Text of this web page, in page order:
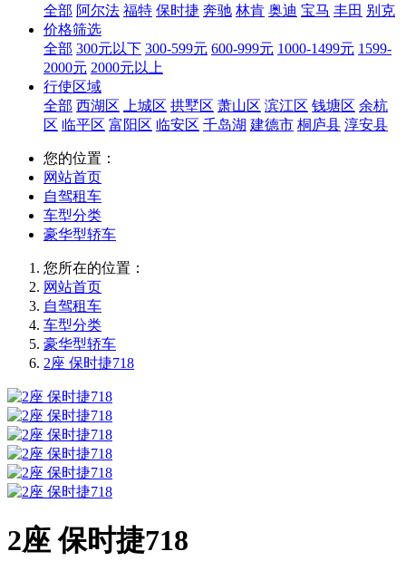
全部 阿尔法 福特 保时捷 奔驰 林肯 奥迪 宝马 丰田 别克
价格筛选
全部 300元以下 300-599元 600-999元 1000-1499元 1599-
2000元 2000元以上
行使区域
全部 西湖区 上城区 拱墅区 萧山区 滨江区 钱塘区 余杭
区 临平区 富阳区 临安区 千岛湖 建德市 桐庐县 淳安县
您的位置：
网站首页
自驾租车
车型分类
豪华型轿车
您所在的位置：
网站首页
自驾租车
车型分类
豪华型轿车
2座 保时捷718
2座 保时捷718